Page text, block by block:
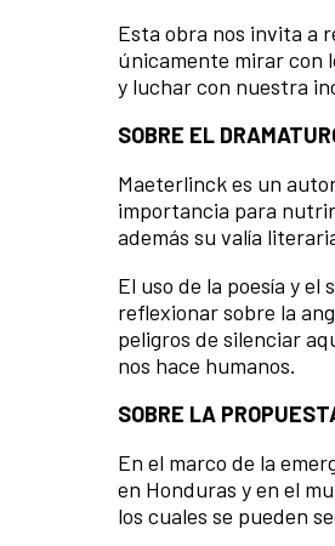
Esta obra nos invita a
únicamente mirar con
y luchar con nuestra
SOBRE EL
Maeterlinck es un
importancia para nutrir
además su valía
El uso de la poesía y
reflexionar sobre la
peligros de silenciar
nos hace humanos.
SOBRE LA
En el marco de la
en Honduras y en el
los cuales se pueden